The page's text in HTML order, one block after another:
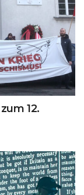
12.